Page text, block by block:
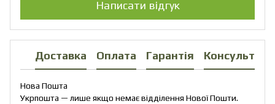
Написати відгук
Доставка Оплата Гарантія
Нова Пошта
Укрпошта — лише якщо немає відділення Нової Пошти.